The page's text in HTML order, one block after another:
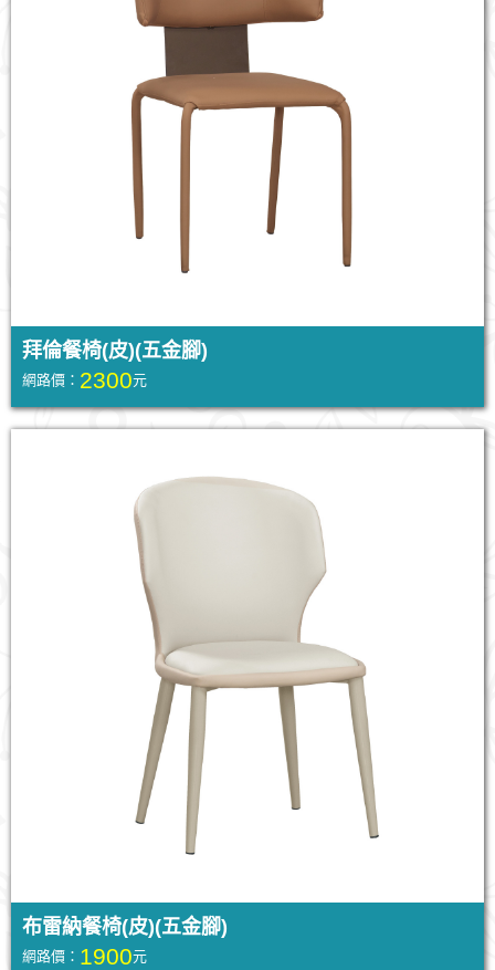
拜倫餐椅(皮)(五金腳)
網路價： 2300元
布雷納餐椅(皮)(五金腳)
網路價： 1900元